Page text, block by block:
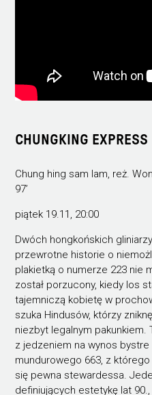
CHUNGKING EXPRESS
Chung hing sam lam, reż.
97’
piątek 19.11, 20:00
Dwóch hongkońskich
przewrotne historie o
plakietką o numerze 223 nie
został porzucony, kiedy los
tajemniczą kobietę w
szuka Hindusów, którzy
niezbyt legalnym
z jedzeniem na wynos
mundurowego 663, z
się pewna stewardessa.
definiujących estetykę lat